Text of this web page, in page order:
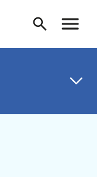
Recherche
Menu